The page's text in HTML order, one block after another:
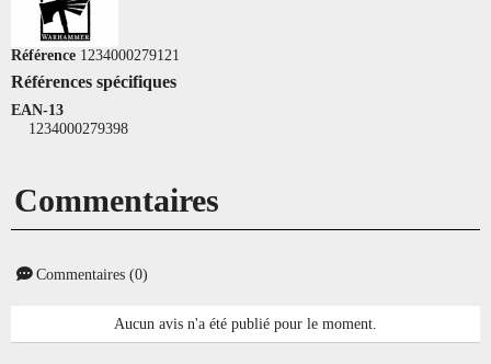
Référence 1234000279121
Références spécifiques
EAN-13
1234000279398
Commentaires
Commentaires (0)
Aucun avis n'a été publié pour le moment.